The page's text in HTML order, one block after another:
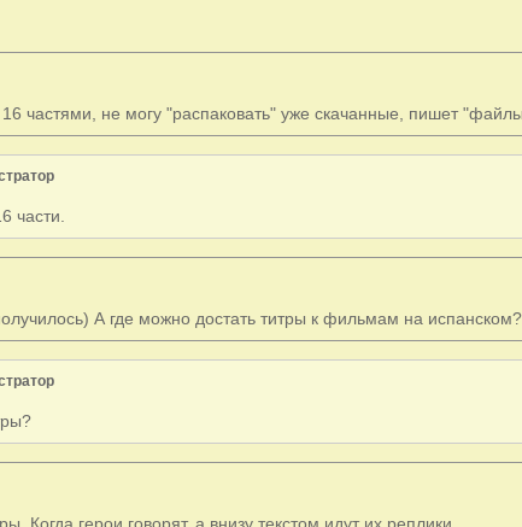
частями, не могу "распаковать" уже скачанные, пишет
части.
А где можно достать титры к фильмам на испанском?